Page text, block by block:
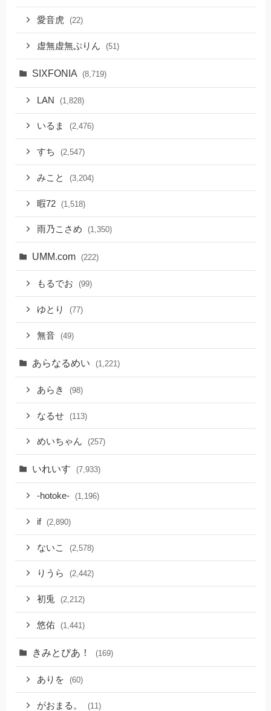
愛音虎 (22)
虚無虚無ぷりん (51)
SIXFONIA (8,719)
LAN (1,828)
いるま (2,476)
すち (2,547)
みこと (3,204)
暇72 (1,518)
雨乃こさめ (1,350)
UMM.com (222)
もるでお (99)
ゆとり (77)
無音 (49)
あらなるめい (1,221)
あらき (98)
なるせ (113)
めいちゃん (257)
いれいす (7,933)
-hotoke- (1,196)
if (2,890)
ないこ (2,578)
りうら (2,442)
初兎 (2,212)
悠佑 (1,441)
きみとぴあ！ (169)
ありを (60)
がおまる。 (11)